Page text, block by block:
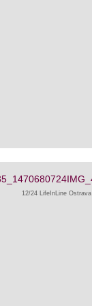
12/24 LifeInLine Ostrava